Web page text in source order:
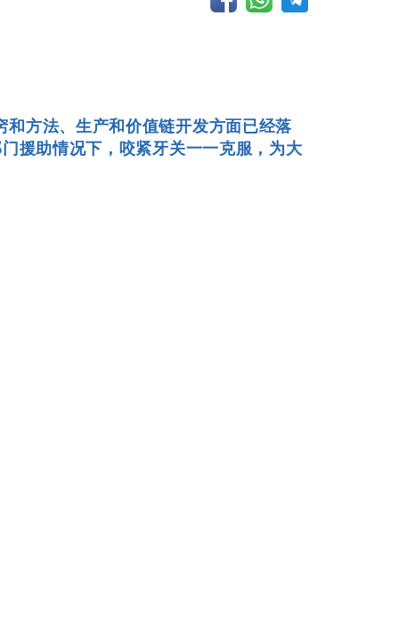
方法、生产和价值链开发方面已经落
援助情况下，咬紧牙关一一克服，为大